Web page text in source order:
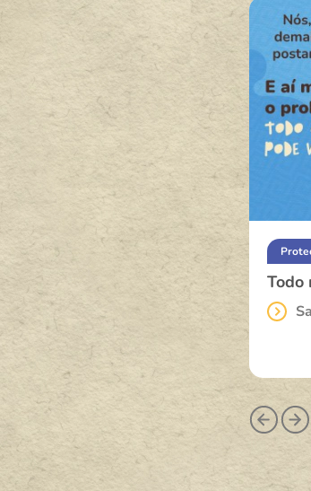
Proteção e Segurança
Dia Mundial contra o
Trabalho Infantil
Saber mais
Todo